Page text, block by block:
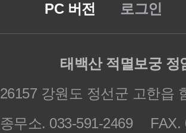
PC 버전 로그인
태백산 적멸보궁 정
26157 강원도 정선군 고한읍
종무소. 033-591-2469
FAX.